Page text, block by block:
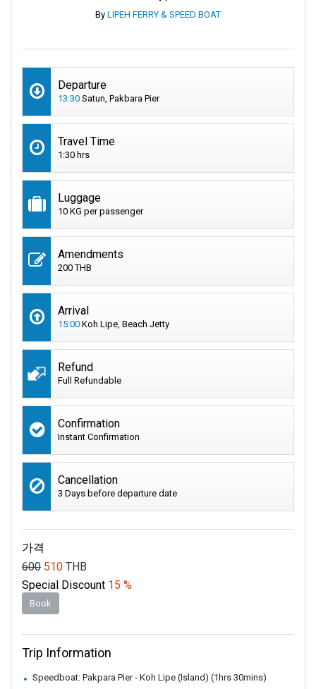
By LIPEH FERRY & SPEED BOAT
Departure
13:30 Satun, Pakbara Pier
Travel Time
1:30 hrs
Luggage
10 KG per passenger
Amendments
200 THB
Arrival
15:00 Koh Lipe, Beach Jetty
Refund
Full Refundable
Confirmation
Instant Confirmation
Cancellation
3 Days before departure date
가격
600 510 THB
Special Discount 15 %
Book
Trip Information
Speedboat: Pakpara Pier - Koh Lipe (Island) (1hrs 30mins)